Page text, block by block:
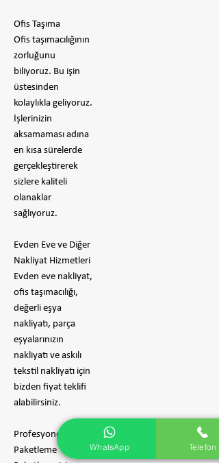
Ofis Taşıma
Ofis taşımacılığının
zorluğunu
biliyoruz. Bu işin
üstesinden
kolaylıkla geliyoruz.
İşlerinizin
aksamaması adına
en kısa sürelerde
gerçekleştirerek
sizlere kaliteli
olanaklar
sağlıyoruz.
Evden Eve ve Diğer
Nakliyat Hizmetleri
Evden eve nakliyat,
ofis taşımacılığı,
değerli eşya
nakliyatı, parça
eşyalarınızın
nakliyatı ve askılı
tekstil nakliyatı için
bizden fiyat teklifi
alabilirsiniz.
Profesyonel
Paketleme
WhatsApp Telefon